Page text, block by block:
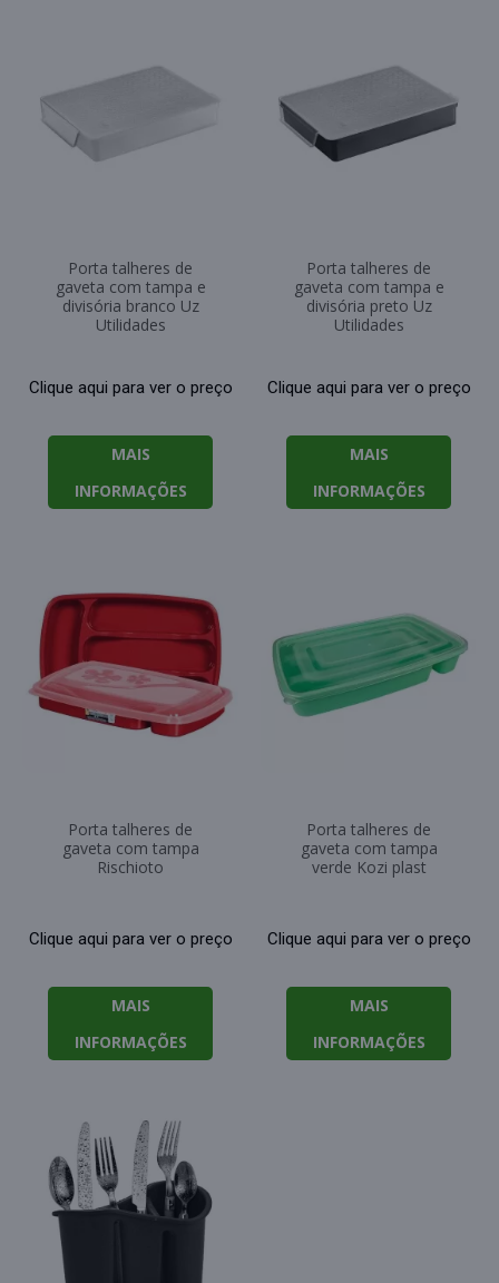
Porta talheres de
gaveta com tampa e
divisória branco Uz
Utilidades
Clique aqui para ver o preço
MAIS
INFORMAÇÕES
Porta talheres de
gaveta com tampa e
divisória preto Uz
Utilidades
Clique aqui para ver o preço
MAIS
INFORMAÇÕES
Porta talheres de
gaveta com tampa
Rischioto
Clique aqui para ver o preço
MAIS
INFORMAÇÕES
Porta talheres de
gaveta com tampa
verde Kozi plast
Clique aqui para ver o preço
MAIS
INFORMAÇÕES